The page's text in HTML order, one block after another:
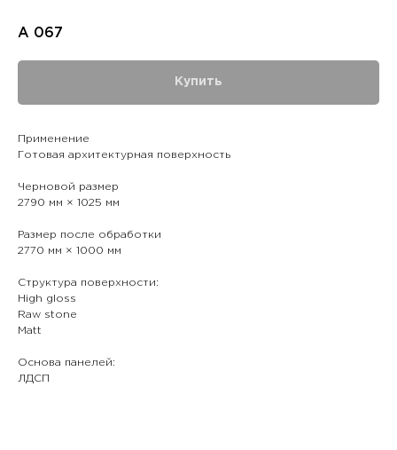
A 067
Купить
Применение
Готовая архитектурная поверхность
Черновой размер
2790 мм × 1025 мм
Размер после обработки
2770 мм × 1000 мм
Структура поверхности:
High gloss
Raw stone
Matt
Основа панелей:
ЛДСП